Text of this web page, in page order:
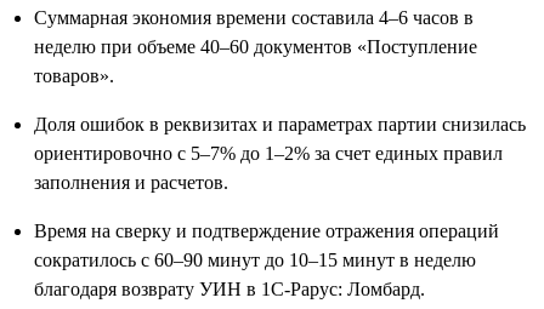
Суммарная экономия времени составила 4–6 часов в
неделю при объеме 40–60 документов «Поступление
товаров».
Доля ошибок в реквизитах и параметрах партии снизилась
ориентировочно с 5–7% до 1–2% за счет единых правил
заполнения и расчетов.
Время на сверку и подтверждение отражения операций
сократилось с 60–90 минут до 10–15 минут в неделю
благодаря возврату УИН в 1С-Рарус: Ломбард.